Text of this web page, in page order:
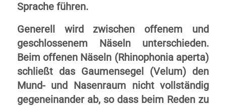
Sprache führen.
Generell wird zwischen offenem und
geschlossenem Näseln unterschieden.
Beim offenen Näseln (Rhinophonia aperta)
schließt das Gaumensegel (Velum) den
Mund- und Nasenraum nicht vollständig
gegeneinander ab, so dass beim Reden zu